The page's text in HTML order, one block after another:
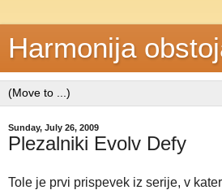
Harmonija
Sunday, July 26, 2009
Plezalniki Evolv Defy
Tole je prvi prispevek iz serije, v